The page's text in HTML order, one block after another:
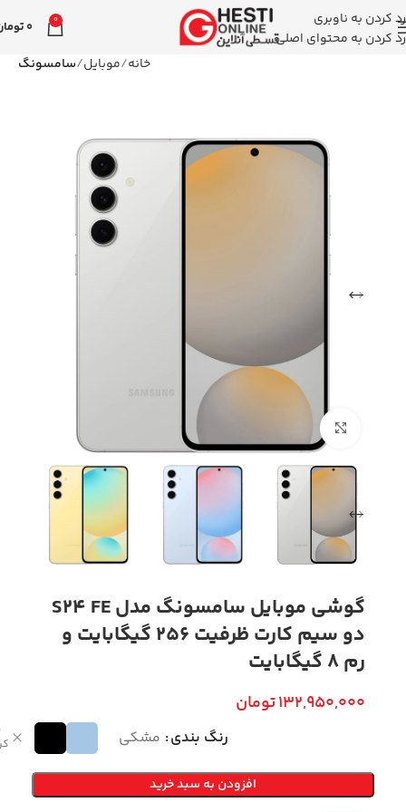
رد کردن به ناوبری
رد کردن به محتوای اصلی
0
0
خانه موبایل سامسونگ
بزرگنمایی تصویر
گوشی موبایل سامسونگ مدل S24 FE
دو سیم کارت ظرفیت 256 گیگابایت و
رم 8 گیگابایت
132,950,000تومان
رنگ بندی مشکی
افزودن به سبد خرید